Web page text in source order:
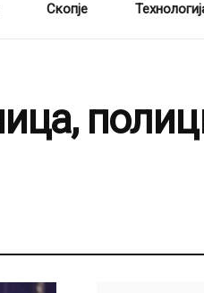
Скопје